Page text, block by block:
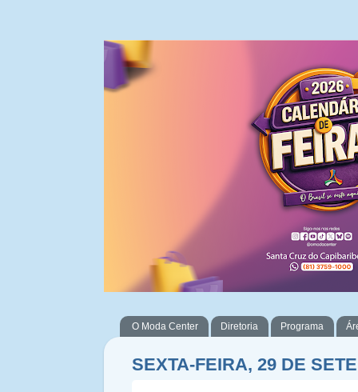
O Moda Center Diretoria Programa
SEXTA-FEIRA, 29 DE